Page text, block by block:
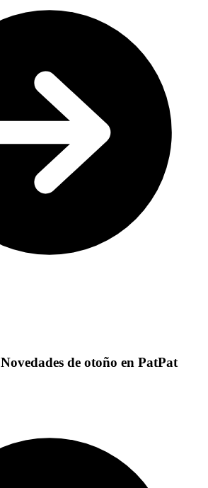
Novedades de otoño en PatPat